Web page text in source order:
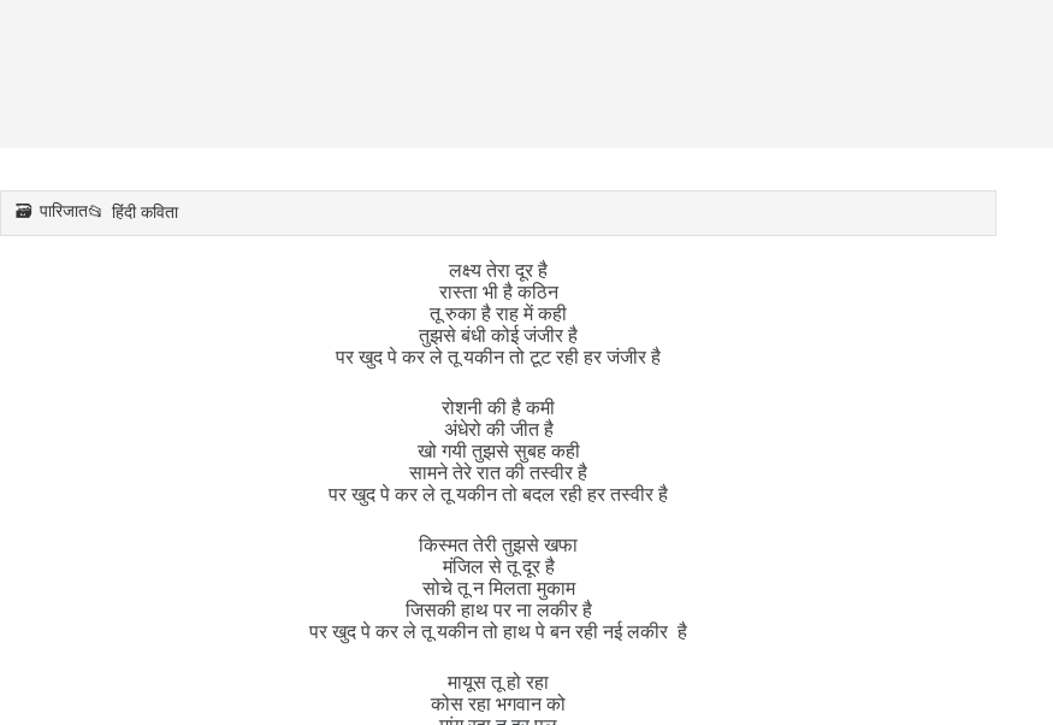
पारिजात हिंदी कविता
लक्ष्य तेरा दूर है
रास्ता भी है कठिन
तू रुका है राह में कही
तुझसे बंधी कोई जंजीर है
पर खुद पे कर ले तू यकीन तो टूट रही हर जंजीर है
रोशनी की है कमी
अंधेरो की जीत है
खो गयी तुझसे सुबह कही
सामने तेरे रात की तस्वीर है
पर खुद पे कर ले तू यकीन तो बदल रही हर तस्वीर है
किस्मत तेरी तुझसे खफा
मंजिल से तू दूर है
सोचे तू न मिलता मुकाम
जिसकी हाथ पर ना लकीर है
पर खुद पे कर ले तू यकीन तो हाथ पे बन रही नई लकीर है
मायूस तू हो रहा
कोस रहा भगवान को